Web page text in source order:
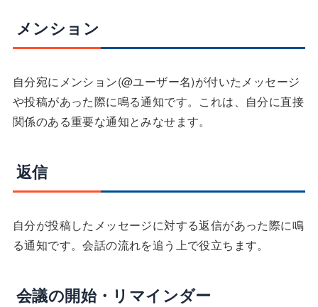
メンション
自分宛にメンション(@ユーザー名)が付いたメッセージ
や投稿があった際に鳴る通知です。これは、自分に直接
関係のある重要な通知とみなせます。
返信
自分が投稿したメッセージに対する返信があった際に鳴
る通知です。会話の流れを追う上で役立ちます。
会議の開始・リマインダー